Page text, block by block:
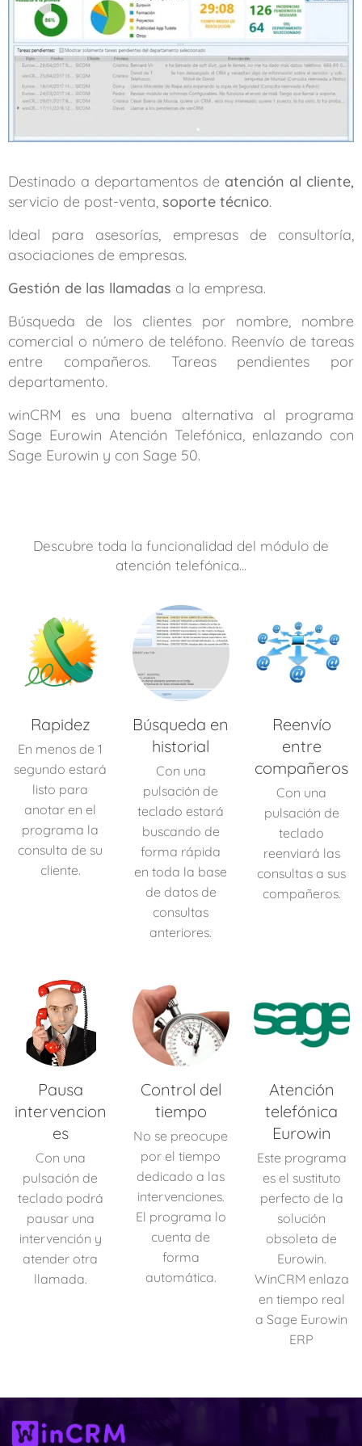
Destinado a departamentos de atención al cliente,
servicio de post-venta, soporte técnico.
Ideal para asesorías, empresas de consultoría,
asociaciones de empresas.
Gestión de las llamadas a la empresa.
Búsqueda de los clientes por nombre, nombre
comercial o número de teléfono. Reenvío de tareas
entre compañeros. Tareas pendientes por
departamento.
winCRM es una buena alternativa al programa
Sage Eurowin Atención Telefónica, enlazando con
Sage Eurowin y con Sage 50.
Descubre toda la funcionalidad del módulo de
atención telefónica...
Rapidez
En menos de 1
segundo estará
listo para
anotar en el
programa la
consulta de su
cliente.
Búsqueda en
historial
Con una
pulsación de
teclado estará
buscando de
forma rápida
en toda la base
de datos de
consultas
anteriores.
Reenvío
entre
compañeros
Con una
pulsación de
teclado
reenviará las
consultas a sus
compañeros.
Pausa
intervencion
es
Con una
pulsación de
teclado podrá
pausar una
intervención y
atender otra
llamada.
Control del
tiempo
No se preocupe
por el tiempo
dedicado a las
intervenciones.
El programa lo
cuenta de
forma
automática.
Atención
telefónica
Eurowin
Este programa
es el sustituto
perfecto de la
solución
obsoleta de
Eurowin.
WinCRM enlaza
en tiempo real
a Sage Eurowin
ERP